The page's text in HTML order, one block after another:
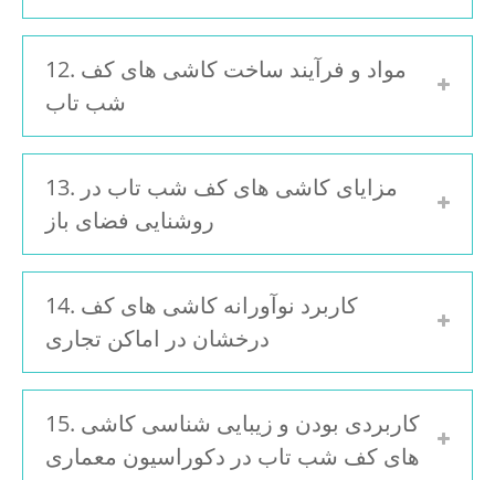
12. مواد و فرآیند ساخت کاشی های کف
شب تاب
13. مزایای کاشی های کف شب تاب در
روشنایی فضای باز
14. کاربرد نوآورانه کاشی های کف
درخشان در اماکن تجاری
15. کاربردی بودن و زیبایی شناسی کاشی
های کف شب تاب در دکوراسیون معماری